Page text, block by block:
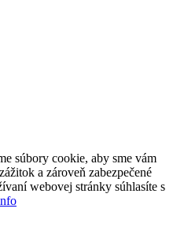
súbory cookie, aby sme vám
a zároveň zabezpečené
webovej stránky súhlasíte s